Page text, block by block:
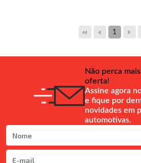
1
Não perca
oferta!
Assine agora
e fique por
novidades em
automotivas.